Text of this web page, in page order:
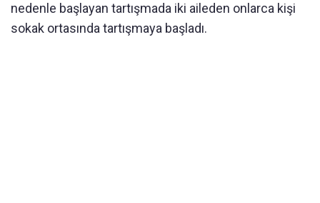
nedenle başlayan tartışmada iki aileden onlarca kişi
sokak ortasında tartışmaya başladı.